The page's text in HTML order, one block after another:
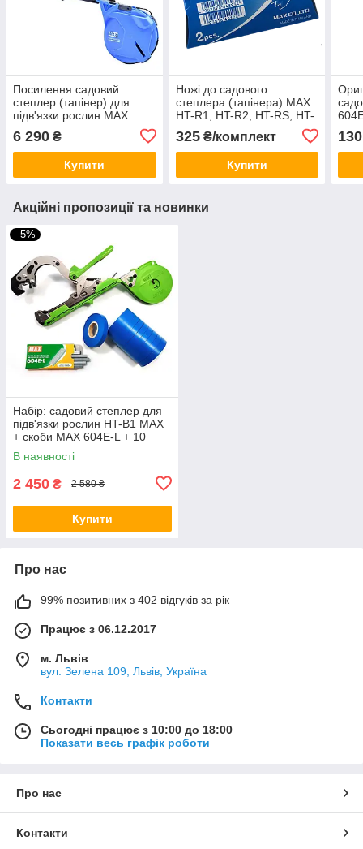
Посилення садовий
степлер (тапінер) для
підв'язки рослин MAX
S45E(BL) (Японія)
6 290 ₴
Купити
Ножі до садового
степлера (тапінера) MAX
HT-R1, HT-R2, HT-RS, HT-
R45C(RD) (2 шт)
325₴/комплект
Купити
130
Акційні пропозиції та новинки
–5%
Набір: садовий степлер для
підв'язки рослин HT-B1 MAX
+ скоби MAX 604E-L + 10
рулонів стрічки
В наявності
2 450 ₴ 2 580 ₴
Купити
Про нас
99% позитивних з 402 відгуків за рік
Працює з 06.12.2017
м. Львів
вул. Зелена 109, Львів, Україна
Контакти
Сьогодні працює з 10:00 до 18:00
Показати весь графік роботи
Про нас
Контакти